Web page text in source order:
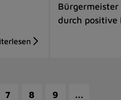
durch positive
7 8 9 …